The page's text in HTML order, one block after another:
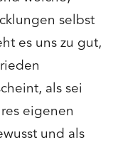
selbst
es uns zu gut,
als sei
eigenen
und als